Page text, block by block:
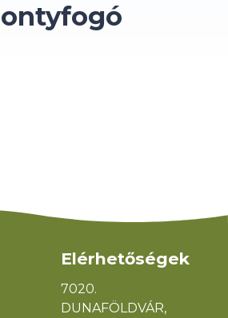
érdekében, az eszközadatok tárolásához
technológiákat használunk mint a sütik
ezen technológiák használatába,
fel mint a böngészési viselkedés vagy az
Elérhetőségek
7020.
DUNAFÖLDVÁR,